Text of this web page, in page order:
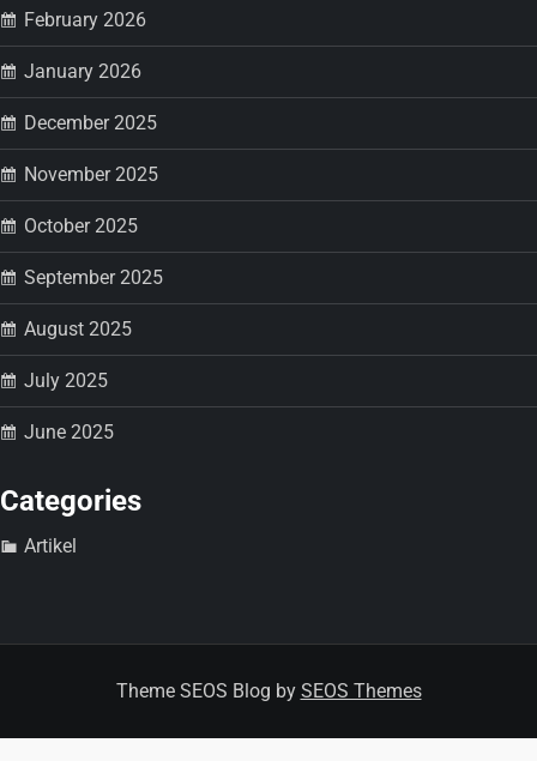
February 2026
January 2026
December 2025
November 2025
October 2025
September 2025
August 2025
July 2025
June 2025
Categories
Artikel
Theme SEOS Blog by SEOS Themes